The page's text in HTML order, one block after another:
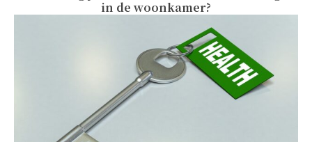
in de woonkamer?